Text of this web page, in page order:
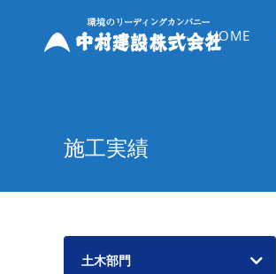
HOME
施工実績
土木部門